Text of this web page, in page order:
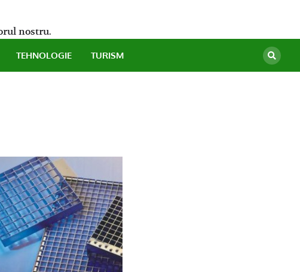
nostru.
TEHNOLOGIE TURISM